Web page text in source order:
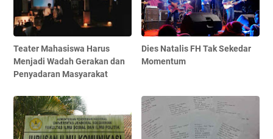
Teater Mahasiswa Harus
Menjadi Wadah Gerakan dan
Penyadaran Masyarakat
Dies Natalis FH Tak Sekedar
Momentum